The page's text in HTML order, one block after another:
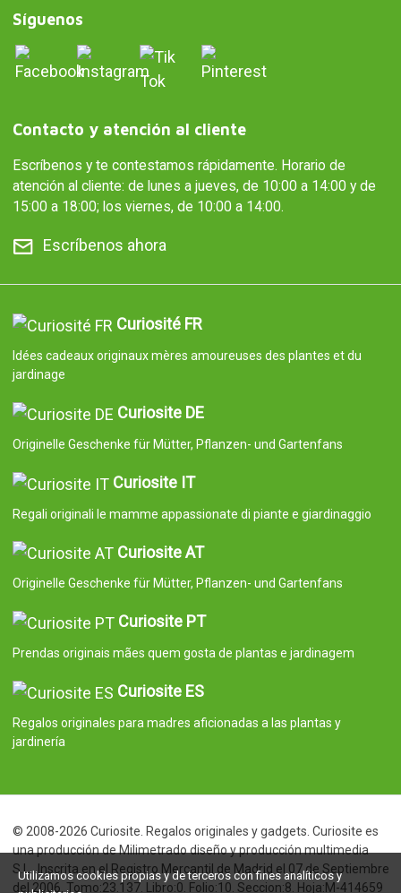
Síguenos
Contacto y atención al cliente
Escríbenos y te contestamos rápidamente. Horario de
atención al cliente: de lunes a jueves, de 10:00 a 14:00 y de
15:00 a 18:00; los viernes, de 10:00 a 14:00.
Escríbenos ahora
Curiosité FR
Idées cadeaux originaux mères amoureuses des plantes et du
jardinage
Curiosite DE
Originelle Geschenke für Mütter, Pflanzen- und Gartenfans
Curiosite IT
Regali originali le mamme appassionate di piante e giardinaggio
Curiosite AT
Originelle Geschenke für Mütter, Pflanzen- und Gartenfans
Curiosite PT
Prendas originais mães quem gosta de plantas e jardinagem
Curiosite ES
Regalos originales para madres aficionadas a las plantas y
jardinería
© 2008-2026 Curiosite. Regalos originales y gadgets. Curiosite es
una producción de Milimetrado diseño y producción multimedia
S.L.. Inscrita en el Registro Mercantil de Madrid el 07 de Septiembre
del 2006. Tomo:23.137. Libro:0. Folio:10. Seccion:8. Hoja:M-414659
Utilizamos cookies propias y de terceros con fines analíticos y